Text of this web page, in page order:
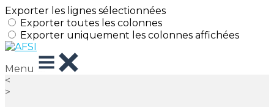
Exporter les lignes sélectionnées
Exporter toutes les colonnes
Exporter uniquement les colonnes affichées
Menu
<
>